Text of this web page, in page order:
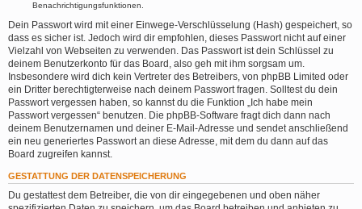
Benachrichtigungsfunktionen.
Dein Passwort wird mit einer Einwege-Verschlüsselung (Hash) gespeichert, so
dass es sicher ist. Jedoch wird dir empfohlen, dieses Passwort nicht auf einer
Vielzahl von Webseiten zu verwenden. Das Passwort ist dein Schlüssel zu
deinem Benutzerkonto für das Board, also geh mit ihm sorgsam um.
Insbesondere wird dich kein Vertreter des Betreibers, von phpBB Limited oder
ein Dritter berechtigterweise nach deinem Passwort fragen. Solltest du dein
Passwort vergessen haben, so kannst du die Funktion „Ich habe mein
Passwort vergessen“ benutzen. Die phpBB-Software fragt dich dann nach
deinem Benutzernamen und deiner E-Mail-Adresse und sendet anschließend
ein neu generiertes Passwort an diese Adresse, mit dem du dann auf das
Board zugreifen kannst.
GESTATTUNG DER DATENSPEICHERUNG
Du gestattest dem Betreiber, die von dir eingegebenen und oben näher